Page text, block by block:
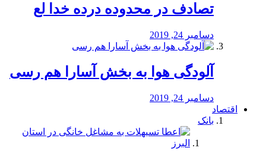
تصادف در محدوده درده خدا لع
دسامبر 24, 2019
آلودگی هوا به بخش آسارا هم رسی
دسامبر 24, 2019
اقتصاد
بانک